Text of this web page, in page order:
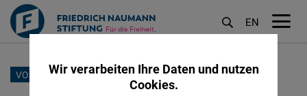
Direkt
EN
VORRATSDATENSPEICHERUNG
Wir verarbeiten Ihre Daten und nutzen
Cookies.